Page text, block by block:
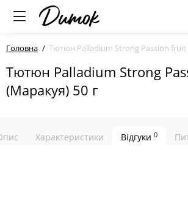
Головна Тютюн Palladium Strong Passion fruit
Тютюн Palladium Strong
(Маракуя) 50 г
Характеристики Відгуки 0